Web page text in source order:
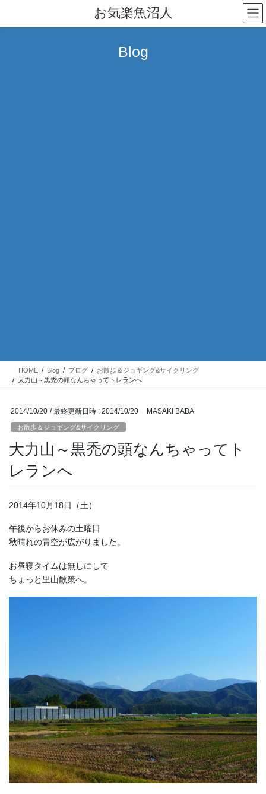
テ
ゲ
お気楽魚沼人
Blog
HOME Blog ブログ
お散歩＆ジョギング&サイクリング
大力山～黒禿の頭なんちゃってトレランへ
2014/10/20 / 最終更新日時 : 2014/10/20 MASAKI BABA
お散歩＆ジョギング&サイクリング
大力山～黒禿の頭なんちゃってト
レランへ
2014年10月18日（土）
午後からお休みの土曜日
秋晴れの青空が広がりました。
お昼寝タイムは無しにして
ちょっと里山散策へ。